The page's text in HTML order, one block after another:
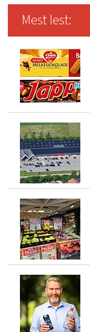
Mest lest: